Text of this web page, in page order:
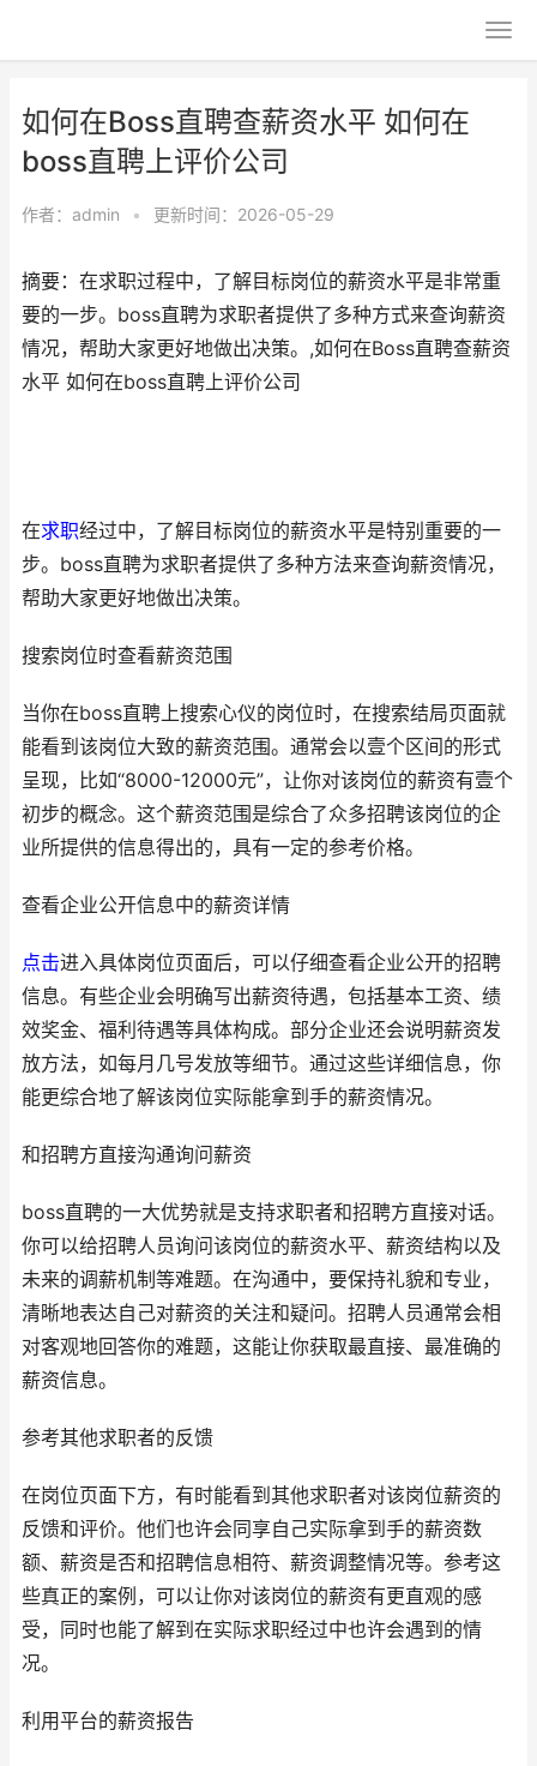
如何在Boss直聘查薪资水平 如何在
boss直聘上评价公司
作者： admin • 更新时间：2026-05-29
摘要：在求职过程中，了解目标岗位的薪资水平是非常重
要的一步。boss直聘为求职者提供了多种方式来查询薪资
情况，帮助大家更好地做出决策。,如何在Boss直聘查薪资
水平 如何在boss直聘上评价公司
在求职经过中，了解目标岗位的薪资水平是特别重要的一
步。boss直聘为求职者提供了多种方法来查询薪资情况，
帮助大家更好地做出决策。
搜索岗位时查看薪资范围
当你在boss直聘上搜索心仪的岗位时，在搜索结局页面就
能看到该岗位大致的薪资范围。通常会以壹个区间的形式
呈现，比如“8000-12000元”，让你对该岗位的薪资有壹个
初步的概念。这个薪资范围是综合了众多招聘该岗位的企
业所提供的信息得出的，具有一定的参考价格。
查看企业公开信息中的薪资详情
点击进入具体岗位页面后，可以仔细查看企业公开的招聘
信息。有些企业会明确写出薪资待遇，包括基本工资、绩
效奖金、福利待遇等具体构成。部分企业还会说明薪资发
放方法，如每月几号发放等细节。通过这些详细信息，你
能更综合地了解该岗位实际能拿到手的薪资情况。
和招聘方直接沟通询问薪资
boss直聘的一大优势就是支持求职者和招聘方直接对话。
你可以给招聘人员询问该岗位的薪资水平、薪资结构以及
未来的调薪机制等难题。在沟通中，要保持礼貌和专业，
清晰地表达自己对薪资的关注和疑问。招聘人员通常会相
对客观地回答你的难题，这能让你获取最直接、最准确的
薪资信息。
参考其他求职者的反馈
在岗位页面下方，有时能看到其他求职者对该岗位薪资的
反馈和评价。他们也许会同享自己实际拿到手的薪资数
额、薪资是否和招聘信息相符、薪资调整情况等。参考这
些真正的案例，可以让你对该岗位的薪资有更直观的感
受，同时也能了解到在实际求职经过中也许会遇到的情
况。
利用平台的薪资报告